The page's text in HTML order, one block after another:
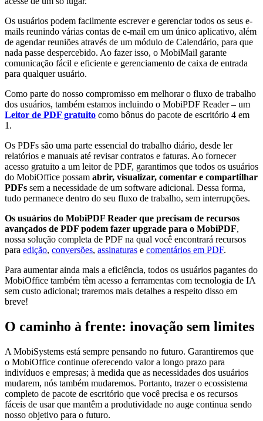
Os usuários podem facilmente escrever e gerenciar todos os seus e-
mails reunindo várias contas de e-mail em um único aplicativo, além
de agendar reuniões através de um módulo de Calendário, para que
nada passe despercebido. Ao fazer isso, o MobiMail garante
comunicação fácil e eficiente e gerenciamento de caixa de entrada
para qualquer usuário.
Como parte do nosso compromisso em melhorar o fluxo de trabalho
dos usuários, também estamos incluindo o MobiPDF Reader – um
Leitor de PDF gratuito como bônus do pacote de escritório 4 em
1.
Os PDFs são uma parte essencial do trabalho diário, desde ler
relatórios e manuais até revisar contratos e faturas. Ao fornecer
acesso gratuito a um leitor de PDF, garantimos que todos os usuários
do MobiOffice possam abrir, visualizar, comentar e compartilhar
PDFs sem a necessidade de um software adicional. Dessa forma,
tudo permanece dentro do seu fluxo de trabalho, sem interrupções.
Os usuários do MobiPDF Reader que precisam de recursos
avançados de PDF podem fazer upgrade para o MobiPDF,
nossa solução completa de PDF na qual você encontrará recursos
para edição, conversões, assinaturas e comentários em PDF.
Para aumentar ainda mais a eficiência, todos os usuários pagantes do
MobiOffice também têm acesso a ferramentas com tecnologia de IA
sem custo adicional; traremos mais detalhes a respeito disso em
breve!
O caminho à frente: inovação sem limites
A MobiSystems está sempre pensando no futuro. Garantiremos que
o MobiOffice continue oferecendo valor a longo prazo para
indivíduos e empresas; à medida que as necessidades dos usuários
mudarem, nós também mudaremos. Portanto, trazer o ecossistema
completo de pacote de escritório que você precisa e os recursos
fáceis de usar que mantêm a produtividade no auge continua sendo
nosso objetivo para o futuro.